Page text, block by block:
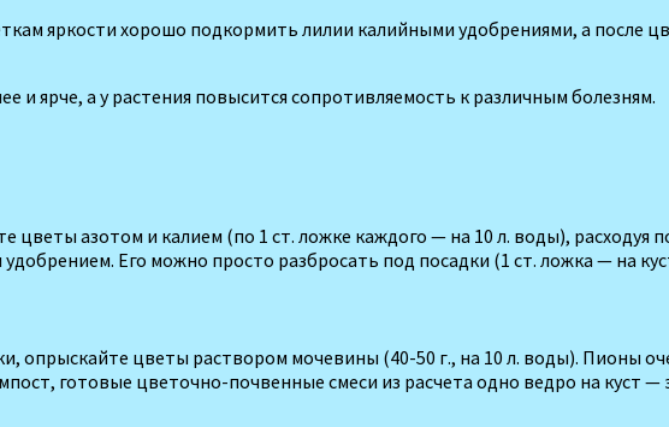
яркости хорошо подкормить лилии калийными удобрениями, а после
и ярче, а у растения повысится сопротивляемость к различ­ным болезням.
цветы азотом и калием (по 1 ст. ложке каж­дого — на 10 л. воды), расходуя
Его можно просто разбросать под посадки (1 ст. ложка — на
опрыскай­те цветы раствором мочеви­ны (40-50 г., на 10 л. воды). Пионы
готовые цветочно-почвенные смеси из расче­та одно ведро на куст —